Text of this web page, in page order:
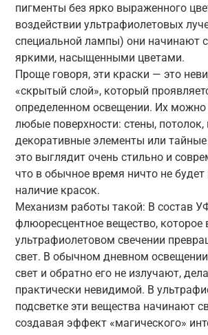
пигменты без ярко выраженного
воздействии ультрафиолетовых
специальной лампы) они начинают
яркими, насыщенными цветами.
Проще говоря, эти краски — это
«скрытый слой», который
определенном освещении. Их можно
любые поверхности: стены,
декоративные элементы или
это выглядит очень стильно и
что в обычное время ничто не
наличие красок.
Механизм работы такой: В состав
флюоресцентное вещество, которое
ультрафиолетовом свечении
свет. В обычном дневном
свет и обратно его не излучают,
практически невидимой. В
подсветке эти вещества начинают
создавая эффект «магического»